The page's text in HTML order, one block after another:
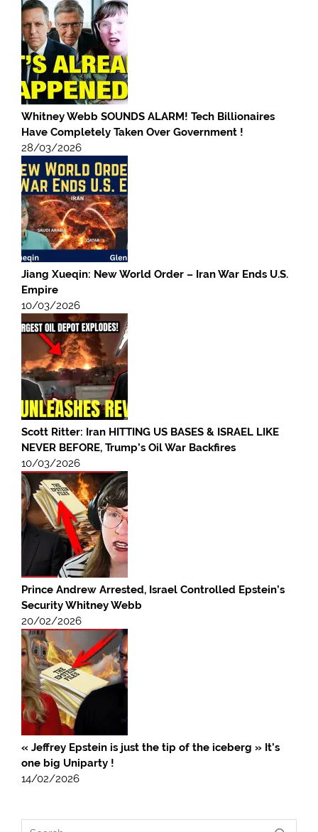
Whitney Webb SOUNDS ALARM! Tech Billionaires
Have Completely Taken Over Government !
28/03/2026
Jiang Xueqin: New World Order – Iran War Ends U.S.
Empire
10/03/2026
Scott Ritter: Iran HITTING US BASES & ISRAEL LIKE
NEVER BEFORE, Trump’s Oil War Backfires
10/03/2026
Prince Andrew Arrested, Israel Controlled Epstein’s
Security Whitney Webb
20/02/2026
« Jeffrey Epstein is just the tip of the iceberg » It’s
one big Uniparty !
14/02/2026